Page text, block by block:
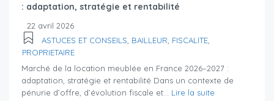
: adaptation, stratégie et rentabilité
22 avril 2026
ASTUCES ET CONSEILS BAILLEUR FISCALITE
PROPRIETAIRE
Marché de la location meublée en France 2026–2027 :
adaptation, stratégie et rentabilité Dans un contexte de
pénurie d’offre, d’évolution fiscale et... Lire la suite